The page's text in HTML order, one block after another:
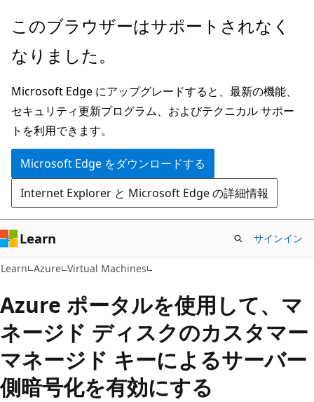
メ
ン
ン
テ
ン
ツ
に
ス
キ
ッ
プ
このブラウザーはサポートされなく
なりました。
Microsoft Edge にアップグレードすると、最新の機能、
セキュリティ更新プログラム、およびテクニカル サポー
トを利用できます。
Microsoft Edge をダウンロードする
Internet Explorer と Microsoft Edge の詳細情報
Learn サインイン
Learn Azure Virtual Machines
Azure ポータルを使用して、マ
ネージド ディスクのカスタマー
マネージド キーによるサーバー
側暗号化を有効にする